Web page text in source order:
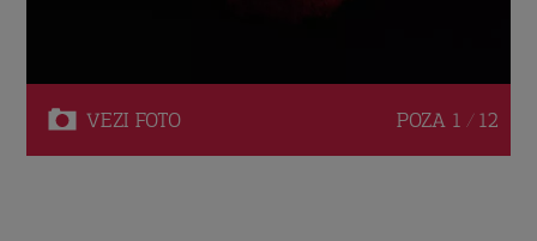
VEZI FOTO POZA 1 / 12